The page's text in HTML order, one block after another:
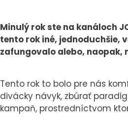
Minulý rok ste na kanáloch
tento rok iné, jednoduchšie,
zafungovalo alebo, naopak,
Tento rok to bolo pre nás
divácky návyk, zbúrať
kampaň, prostredníctvom